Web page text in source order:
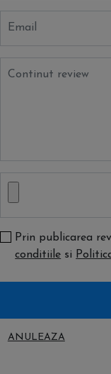
Email
Continut review
Prin publicarea
conditiile si
ANULEAZA